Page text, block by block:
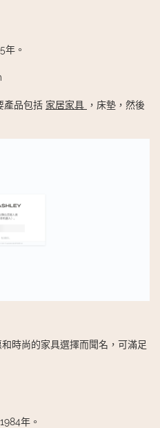
年。
產品包括 家居家具 ，床墊，然後
時尚的家具選擇而聞名，可滿足
年。